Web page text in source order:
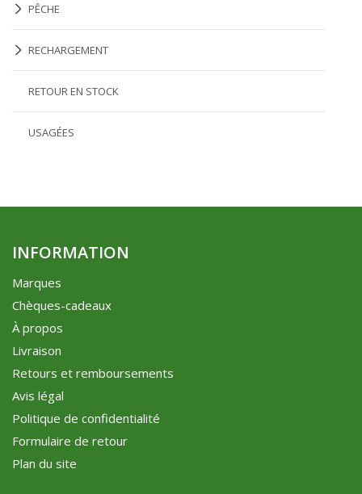
PÊCHE
RECHARGEMENT
RETOUR EN STOCK
USAGÉES
INFORMATION
Marques
Chèques-cadeaux
À propos
Livraison
Retours et remboursements
Avis légal
Politique de confidentialité
Formulaire de retour
Plan du site